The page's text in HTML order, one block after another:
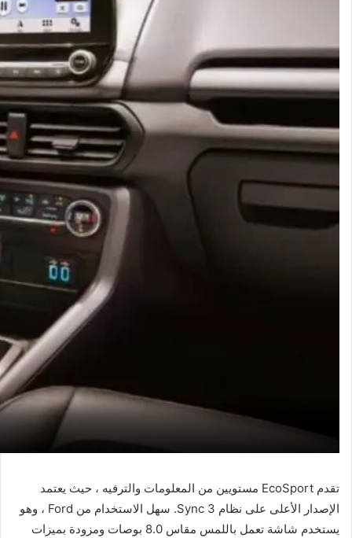
تقدم EcoSport مستويين من المعلومات والترفيه ، حيث يعتمد
الإصدار الأعلى على نظام Sync 3. سهل الاستخدام من Ford ، وهو
يستخدم شاشة تعمل باللمس مقاس 8.0 بوصات ومزودة بميزات